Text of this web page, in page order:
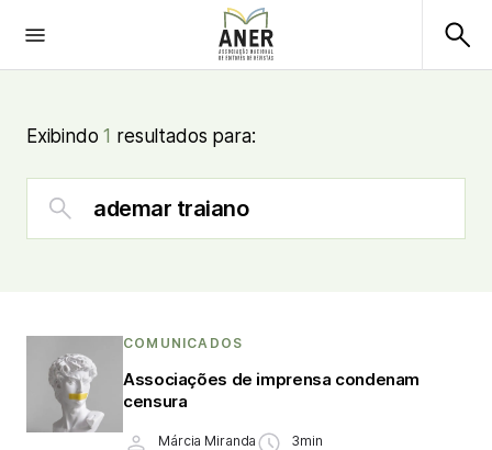
Exibindo1 resultados para:
COMUNICADOS
Associações de imprensa condenam
censura
Márcia Miranda 3min